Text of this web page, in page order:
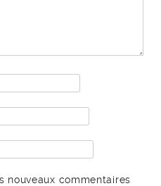
nouveaux commentaires